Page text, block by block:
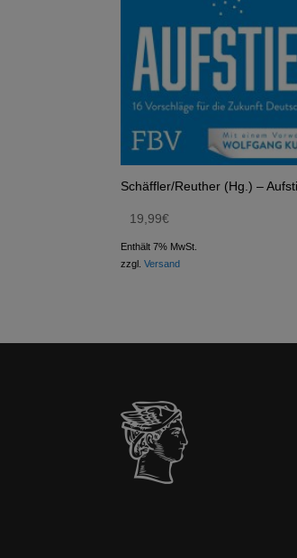
Schäffler/Reuther (Hg.) –
19,99€
Enthält 7% MwSt.
zzgl.Versand